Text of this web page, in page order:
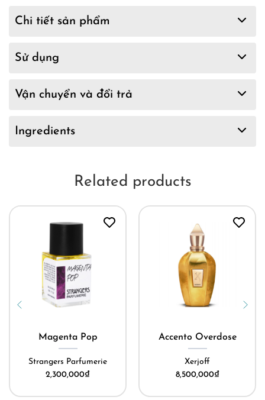
Chi tiết sản phẩm
Sử dụng
Vận chuyển và đổi trả
Ingredients
Related products
Magenta Pop
Strangers Parfumerie
2,300,000₫
Accento Overdose
Xerjoff
8,500,000₫